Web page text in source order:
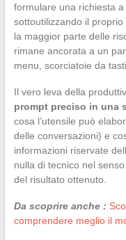
formulare una richiesta
sottoutilizzando il
la maggior parte delle
rimane ancorata a un
menu, scorciatoie da
Il vero leva della
prompt preciso in una
cosa l’utensile può
delle conversazioni) e
informazioni riservate
nulla di tecnico nel
del risultato ottenuto.
Da scoprire anche :
comprendere meglio il